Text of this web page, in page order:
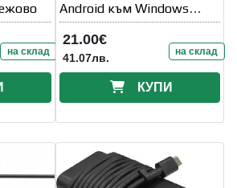
на склад
Android към Windows
монитор, USB 2.0
21.00€
41.07лв. на склад
КУПИ